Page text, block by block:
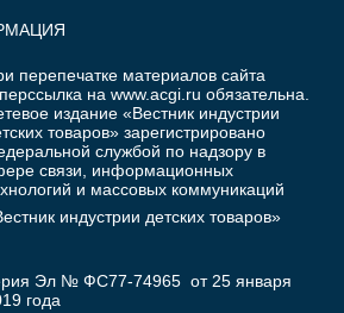
перепечатке материалов сайта
на www.acgi.ru обязательна.
издание «Вестник индустрии
товаров» зарегистрировано
службой по надзору в
связи, информационных
и массовых коммуникаций
индустрии детских товаров»
Эл № ФС77-74965 от 25 января
года